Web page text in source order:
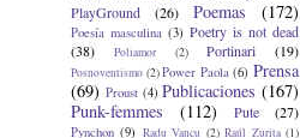
PlayGround (26) Poemas (172)
Poesía masculina (3) Poetry is not dead
(38)
Poliamor (2) Portinari (19)
Posnoventismo (2) Power Paola (6) Prensa
(69) Proust (4) Publicaciones (167)
Punk-femmes
(112) Pute (27)
Pynchon (9) Radu Vancu (2) Raúl Zurita (1)